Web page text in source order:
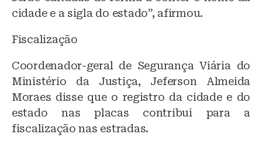
cidade e a sigla do estado”, afirmou.
Fiscalização
Coordenador-geral de Segurança Viária do
Ministério da Justiça, Jeferson Almeida
Moraes disse que o registro da cidade e do
estado nas placas contribui para a
fiscalização nas estradas.